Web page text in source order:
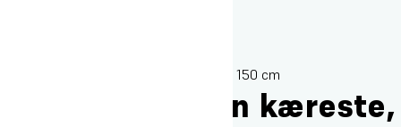
Under sengen er der følgende mål: 50 x 150 cm
Må jeg tage min kæreste,